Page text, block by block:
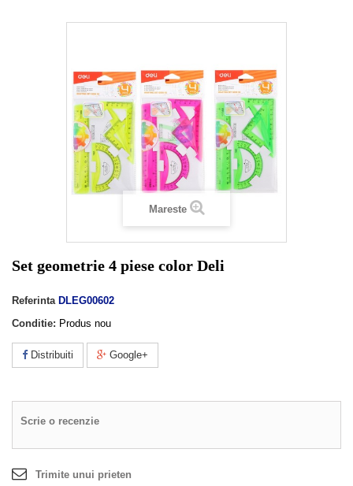
Mareste
Set geometrie 4 piese color Deli
Referinta DLEG00602
Conditie: Produs nou
Distribuiti Google+
Scrie o recenzie
Trimite unui prieten